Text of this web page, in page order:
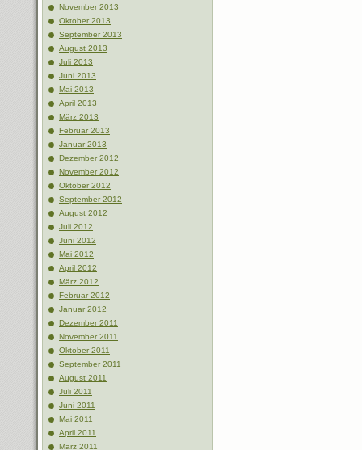
November 2013
Oktober 2013
September 2013
August 2013
Juli 2013
Juni 2013
Mai 2013
April 2013
März 2013
Februar 2013
Januar 2013
Dezember 2012
November 2012
Oktober 2012
September 2012
August 2012
Juli 2012
Juni 2012
Mai 2012
April 2012
März 2012
Februar 2012
Januar 2012
Dezember 2011
November 2011
Oktober 2011
September 2011
August 2011
Juli 2011
Juni 2011
Mai 2011
April 2011
März 2011